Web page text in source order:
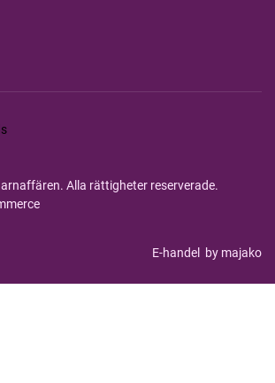
Alla rättigheter reserverade.
E-handel by majako